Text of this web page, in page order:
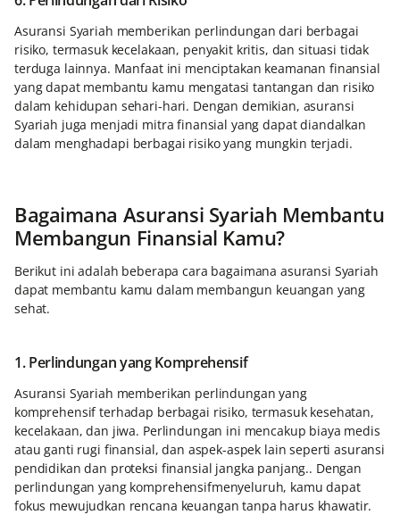
Asuransi Syariah memberikan perlindungan dari berbagai
risiko, termasuk kecelakaan, penyakit kritis, dan situasi tidak
terduga lainnya. Manfaat ini menciptakan keamanan finansial
yang dapat membantu kamu mengatasi tantangan dan risiko
dalam kehidupan sehari-hari. Dengan demikian, asuransi
Syariah juga menjadi mitra finansial yang dapat diandalkan
dalam menghadapi berbagai risiko yang mungkin terjadi.
Bagaimana Asuransi Syariah Membantu
Membangun Finansial Kamu?
Berikut ini adalah beberapa cara bagaimana asuransi Syariah
dapat membantu kamu dalam membangun keuangan yang
sehat.
1. Perlindungan yang Komprehensif
Asuransi Syariah memberikan perlindungan yang
komprehensif terhadap berbagai risiko, termasuk kesehatan,
kecelakaan, dan jiwa. Perlindungan ini mencakup biaya medis
atau ganti rugi finansial, dan aspek-aspek lain seperti asuransi
pendidikan dan proteksi finansial jangka panjang.. Dengan
perlindungan yang komprehensifmenyeluruh, kamu dapat
fokus mewujudkan rencana keuangan tanpa harus khawatir.